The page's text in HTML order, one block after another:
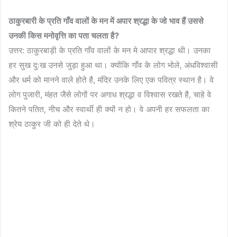
ठाकुरबारी के प्रति गाँव वालों के मन में अपार श्रद्धा के जो भाव हैं उससे
उनकी किस मनोवृत्ति का पता चलता है?
उत्तर: ठाकुरबाड़ी के प्रति गाँव वालों के मन मे आपार श्रद्धा थी। उनका
हर सुख दुःख उनसे जुड़ा हुआ था। क्योंकि गाँव के लोग भोले, अंधविश्वासी
और धर्म को मानने वाले होते है, मंदिर उनके लिए एक पवित्र स्थान है। वे
लोग पुजारी, मंहत जैसे लोगों पर अगाध श्रद्धा व विश्वास रखते है, चाहे वे
कितने पतित, नीच और स्वार्थी ही क्यों न हो। वे अपनी हर सफलता का
श्रेय ठाकुर जी को ही देते थे।